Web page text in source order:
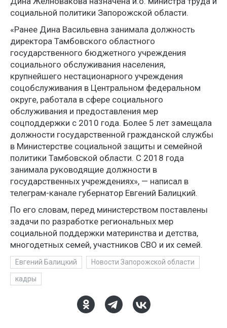
социальной политики Запорожской области.
«Ранее Дина Васильевна занимала должность
директора Тамбовского областного
государственного бюджетного учреждения
социального обслуживания населения,
крупнейшего нестационарного учреждения
соцобслуживания в Центральном федеральном
округе, работала в сфере социального
обслуживания и предоставления мер
соцподдержки с 2010 года. Более 5 лет замещала
должности государственной гражданской службы
в Министерстве социальной защиты и семейной
политики Тамбовской области. С 2018 года
занимала руководящие должности в
государственных учреждениях», — написал в
телеграм-канале губернатор Евгений Балицкий.
По его словам, перед министерством поставлены
задачи по разработке региональных мер
социальной поддержки материнства и детства,
многодетных семей, участников СВО и их семей.
Евгений Балицкий Новости Запорожской области
кадры